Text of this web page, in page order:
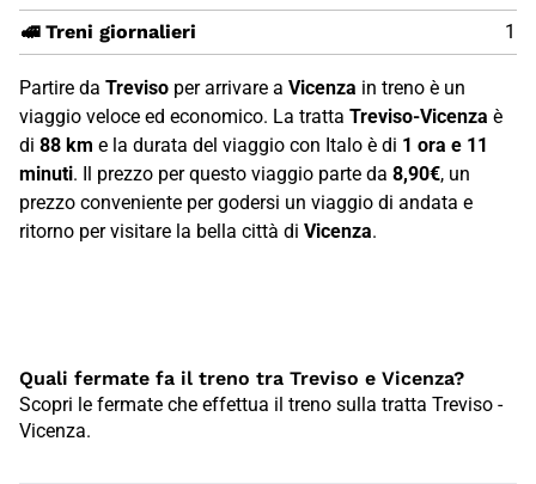
🚅 Treni giornalieri
1
Partire da Treviso per arrivare a Vicenza in treno è un
viaggio veloce ed economico. La tratta Treviso-Vicenza è
di 88 km e la durata del viaggio con Italo è di 1 ora e 11
minuti. Il prezzo per questo viaggio parte da 8,90€, un
prezzo conveniente per godersi un viaggio di andata e
ritorno per visitare la bella città di Vicenza.
Quali fermate fa il treno tra Treviso e Vicenza?
Scopri le fermate che effettua il treno sulla tratta Treviso -
Vicenza.